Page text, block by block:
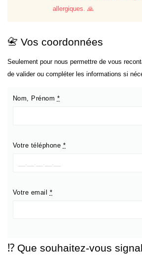
allergiques. 🙏
📇 Vos coordonnées
Seulement pour nous permettre de vous
de valider ou compléter les informations si
Nom, Prénom *
Votre téléphone *
Votre email *
⁉️ Que souhaitez-vous